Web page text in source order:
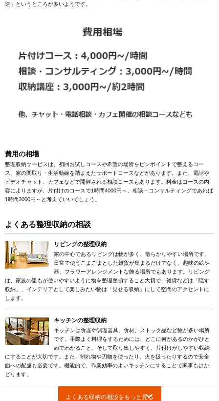
途」というところが多いようです。
費用の相場
整理収納サービスは、初回お試しコースや希望の場所をピンポイントで整えるコー
ス、家の間取り・生活動線を踏まえたサポートコースなどがあります。また、電話や
ビデオチャット、カフェなどで開催される相談コースもあります。料金はコースの内
容によりますが、片付けのコースで1時間4000円～、相談・コンサルティングであれば
1時間3000円～と考えていいでしょう。
よくある整理収納の相談
リビングの整理収納
家の中心であるリビングは物が多く、散らかりやすい場所です。
日常で使うこまごまとした雑貨が集まるだけでなく、趣味の絵や
器、フラワーアレンジメントな飾る場所でもあります。リビング
は、家族の誰もが使いやすいように物を整理整頓すること大切で、雑貨などは「隠す
収納」、インテリアとして楽しみたい物は「見せる収納」にして空間のアクセントに
します。
キッチンの整理収納
キッチンは食器や調理器具、食材、ストック品など物が多い場所
です。手際よく料理をするためには、どこに何があるのかがひと
めでわかること、そして取り出しやすく、片付けがしやすい収納
にすることが大切です。また、割れ物や刃物を使ったり、火を扱ったりするので安全
面への配慮も必要です。機能的で、作業効率のよいキッチンにすることで家事もはか
どります。
よくある収納の相談をもっと見る